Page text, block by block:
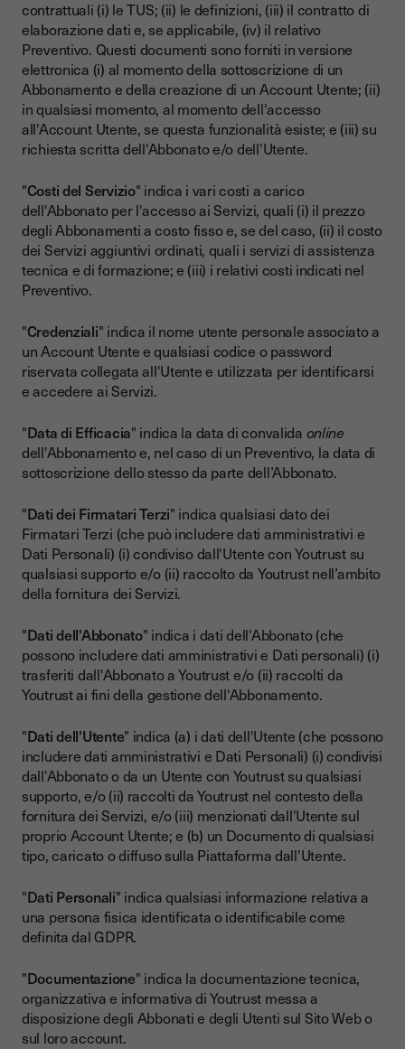
contrattuali (i) le TUS; (ii) le definizioni, (iii) il contratto di
elaborazione dati e, se applicabile, (iv) il relativo
Preventivo. Questi documenti sono forniti in versione
elettronica (i) al momento della sottoscrizione di un
Abbonamento e della creazione di un Account Utente; (ii)
in qualsiasi momento, al momento dell'accesso
all'Account Utente, se questa funzionalità esiste; e (iii) su
richiesta scritta dell'Abbonato e/o dell'Utente.
"Costi del Servizio" indica i vari costi a carico
dell'Abbonato per l'accesso ai Servizi, quali (i) il prezzo
degli Abbonamenti a costo fisso e, se del caso, (ii) il costo
dei Servizi aggiuntivi ordinati, quali i servizi di assistenza
tecnica e di formazione; e (iii) i relativi costi indicati nel
Preventivo.
"Credenziali" indica il nome utente personale associato a
un Account Utente e qualsiasi codice o password
riservata collegata all'Utente e utilizzata per identificarsi
e accedere ai Servizi.
"Data di Efficacia" indica la data di convalida online
dell'Abbonamento e, nel caso di un Preventivo, la data di
sottoscrizione dello stesso da parte dell’Abbonato.
"Dati dei Firmatari Terzi" indica qualsiasi dato dei
Firmatari Terzi (che può includere dati amministrativi e
Dati Personali) (i) condiviso dall'Utente con Youtrust su
qualsiasi supporto e/o (ii) raccolto da Youtrust nell’ambito
della fornitura dei Servizi.
"Dati dell'Abbonato" indica i dati dell'Abbonato (che
possono includere dati amministrativi e Dati personali) (i)
trasferiti dall'Abbonato a Youtrust e/o (ii) raccolti da
Youtrust ai fini della gestione dell'Abbonamento.
"Dati dell'Utente" indica (a) i dati dell'Utente (che possono
includere dati amministrativi e Dati Personali) (i) condivisi
dall'Abbonato o da un Utente con Youtrust su qualsiasi
supporto, e/o (ii) raccolti da Youtrust nel contesto della
fornitura dei Servizi, e/o (iii) menzionati dall'Utente sul
proprio Account Utente; e (b) un Documento di qualsiasi
tipo, caricato o diffuso sulla Piattaforma dall'Utente.
"Dati Personali" indica qualsiasi informazione relativa a
una persona fisica identificata o identificabile come
definita dal GDPR.
"Documentazione" indica la documentazione tecnica,
organizzativa e informativa di Youtrust messa a
disposizione degli Abbonati e degli Utenti sul Sito Web o
sul loro account.